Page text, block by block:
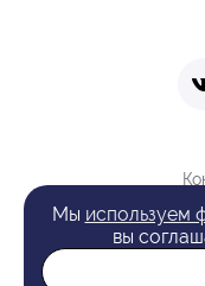
Мы используем
вы